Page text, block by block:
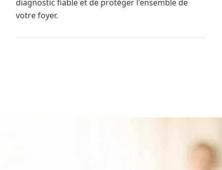
diagnostic fiable et de protéger l'ensemble de
votre foyer.